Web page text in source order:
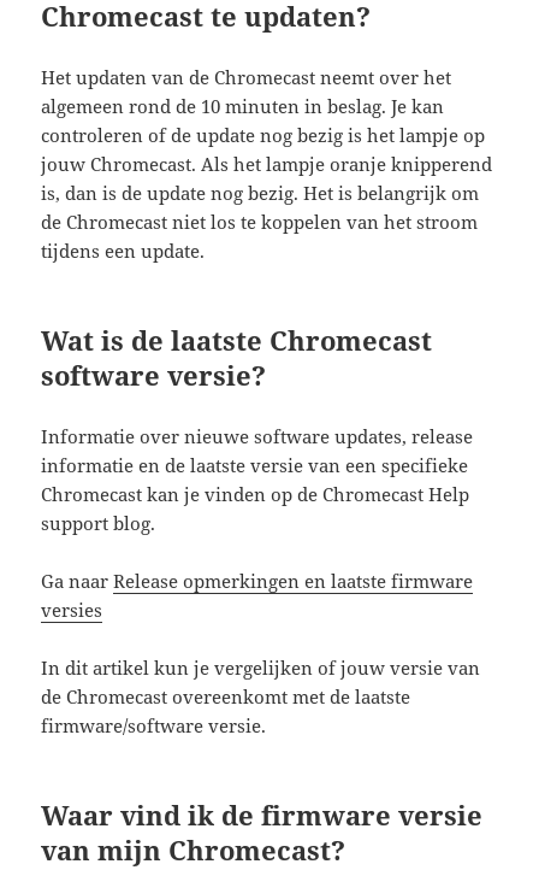
Chromecast te updaten?
Het updaten van de Chromecast neemt over het
algemeen rond de 10 minuten in beslag. Je kan
controleren of de update nog bezig is het lampje op
jouw Chromecast. Als het lampje oranje knipperend
is, dan is de update nog bezig. Het is belangrijk om
de Chromecast niet los te koppelen van het stroom
tijdens een update.
Wat is de laatste Chromecast
software versie?
Informatie over nieuwe software updates, release
informatie en de laatste versie van een specifieke
Chromecast kan je vinden op de Chromecast Help
support blog.
Ga naarRelease opmerkingen en laatste firmware
versies
In dit artikel kun je vergelijken of jouw versie van
de Chromecast overeenkomt met de laatste
firmware/software versie.
Waar vind ik de firmware versie
van mijn Chromecast?